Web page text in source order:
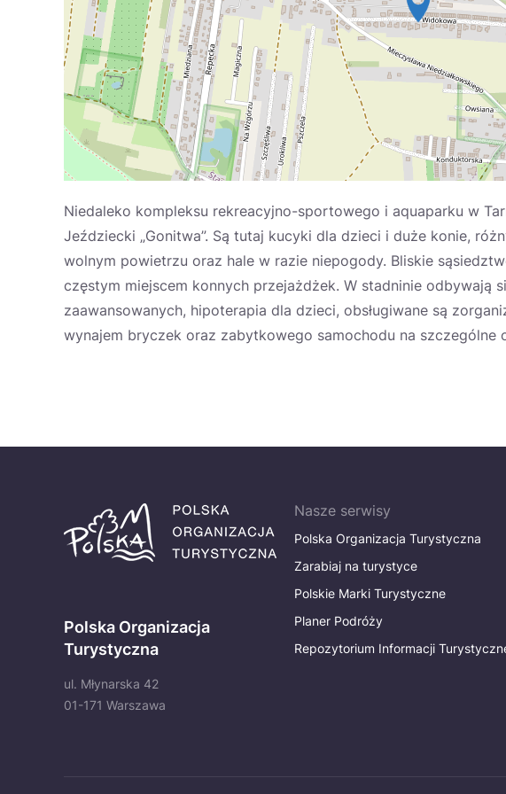
Niedaleko kompleksu rekreacyjno-sportowego i aquaparku w
Jeździecki „Gonitwa”. Są tutaj kucyki dla dzieci i duże konie,
wolnym powietrzu oraz hale w razie niepogody. Bliskie
częstym miejscem konnych przejażdżek. W stadninie odbywają
zaawansowanych, hipoterapia dla dzieci, obsługiwane są
wynajem bryczek oraz zabytkowego samochodu na szczególne
Polska Organizacja
Turystyczna
ul. Młynarska 42
01-171 Warszawa
Nasze serwisy
Polska Organizacja Turystyczna
Zarabiaj na turystyce
Polskie Marki Turystyczne
Planer Podróży
Repozytorium Informacji